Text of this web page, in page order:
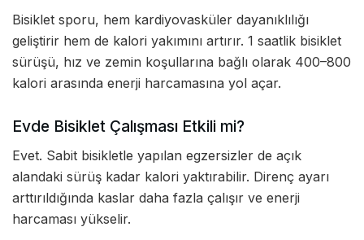
Bisiklet sporu, hem kardiyovasküler dayanıklılığı
geliştirir hem de kalori yakımını artırır. 1 saatlik bisiklet
sürüşü, hız ve zemin koşullarına bağlı olarak 400–800
kalori arasında enerji harcamasına yol açar.
Evde Bisiklet Çalışması Etkili mi?
Evet. Sabit bisikletle yapılan egzersizler de açık
alandaki sürüş kadar kalori yaktırabilir. Direnç ayarı
arttırıldığında kaslar daha fazla çalışır ve enerji
harcaması yükselir.